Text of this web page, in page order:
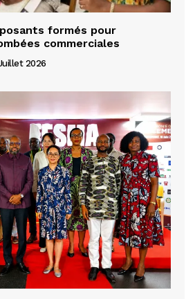
formés pour
commerciales
2026